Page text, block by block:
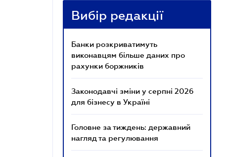
Вибір редакції
Банки розкриватимуть
виконавцям більше даних про
рахунки боржників
Законодавчі зміни у серпні 2026
для бізнесу в Україні
Головне за тиждень: державний
нагляд та регулювання